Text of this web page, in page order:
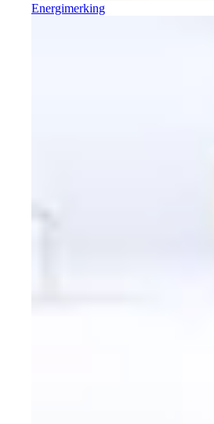
Energimerking